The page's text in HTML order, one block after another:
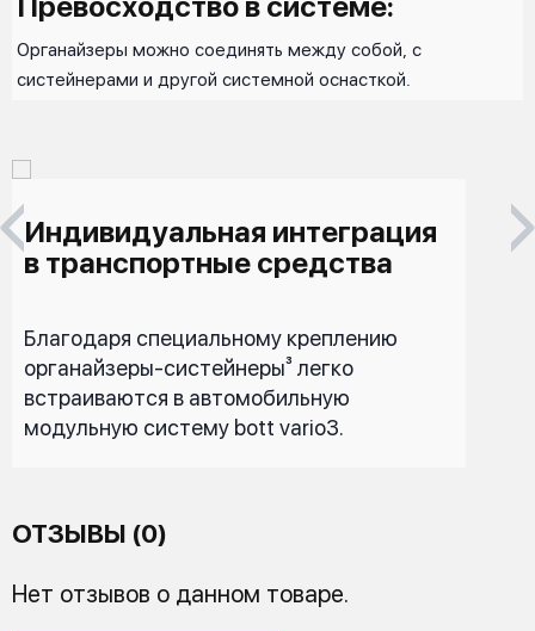
Органайзеры можно соединять между собой, с
систейнерами и другой системной оснасткой.
Индивидуальная интеграция
в транспортные средства
Благодаря специальному креплению
органайзеры-систейнеры³ легко
встраиваются в автомобильную
модульную систему bott vario3.
ОТЗЫВЫ (0)
Нет отзывов о данном товаре.